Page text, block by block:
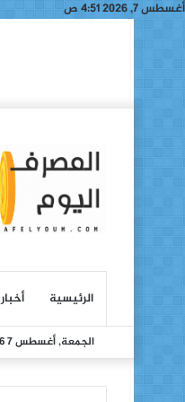
أغسطس 7, 2026 4:51 ص
الرئيسية أخبار
الجمعة, أغسطس 7 2026